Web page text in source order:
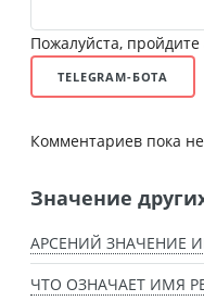
Пожалуйста,
TELEGRAM-БОТА
Комментариев пока
Значение
АРСЕНИЙ ЗНАЧЕНИЕ
ЧТО ОЗНАЧАЕТ ИМЯ